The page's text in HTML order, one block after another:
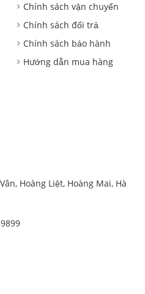
Chính sách vận chuyển
Chính sách đổi trả
Chính sách bảo hành
Hướng dẫn mua hàng
Hoàng Liệt, Hoàng Mai, Hà